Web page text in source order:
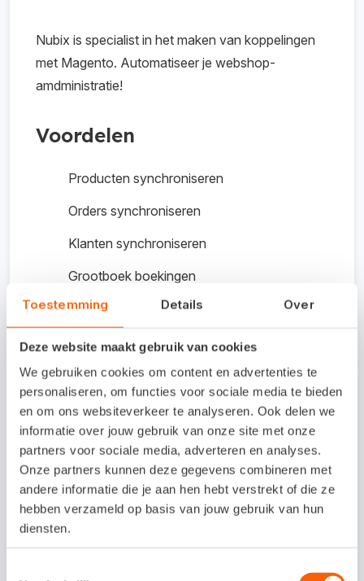
Toestemming Details Over
Deze website maakt gebruik van cookies
We gebruiken cookies om content en advertenties te
personaliseren, om functies voor sociale media te bieden
en om ons websiteverkeer te analyseren. Ook delen we
informatie over jouw gebruik van onze site met onze
partners voor sociale media, adverteren en analyses.
Onze partners kunnen deze gegevens combineren met
andere informatie die je aan hen hebt verstrekt of die ze
hebben verzameld op basis van jouw gebruik van hun
diensten.
Nubix is specialist in het maken van koppelingen
met Magento. Automatiseer je webshop-
amdministratie!
Voordelen
Producten synchroniseren
Orders synchroniseren
Klanten synchroniseren
Grootboek boekingen
Monitoring
Interesse in deze
koppeling?
Vragen? Neem contact op met Nubix
Website bezoeken